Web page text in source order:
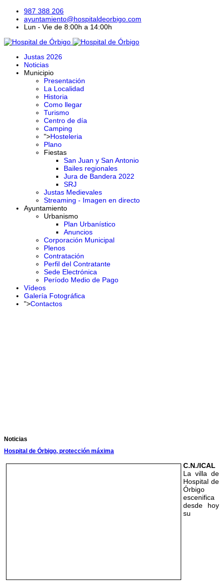
987 388 206
ayuntamiento@hospitaldeorbigo.com
Lun - Vie de 8:00h a 14:00h
Justas 2026
Noticias
Municipio
Presentación
La Localidad
Historia
Como llegar
Turismo
Centro de día
Camping
">Hosteleria
Plano
Fiestas
San Juan y San Antonio
Bailes regionales
Jura de Bandera 2022
SRJ
Justas Medievales
Streaming - Imagen en directo
Ayuntamiento
Urbanismo
Plan Urbanístico
Anuncios
Corporación Municipal
Plenos
Contratación
Perfil del Contratante
Sede Electrónica
Período Medio de Pago
Vídeos
Galería Fotográfica
">Contactos
Noticias
Hospital de Órbigo, protección máxima
C.N./ICAL
La villa de
Hospital de
Órbigo
escenifica
desde hoy
su